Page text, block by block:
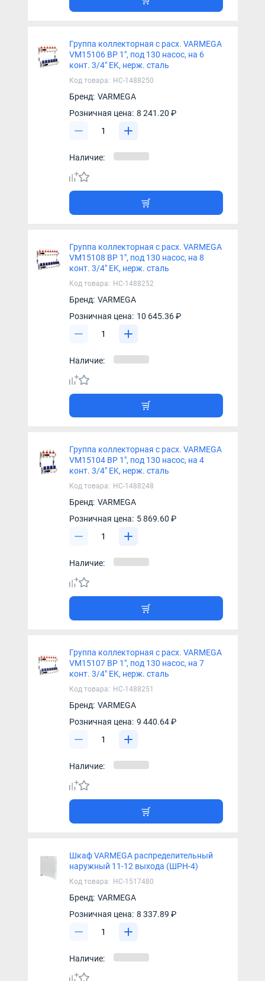
Группа коллекторная с расх. VARMEGA
VM15106 ВР 1", под 130 насос, на 6
конт. 3/4" EK, нерж. сталь
Код товара: НС-1488250
Бренд: VARMEGA
Розничная цена: 8 241.20 ₽
Наличие:
Группа коллекторная с расх. VARMEGA
VM15108 ВР 1", под 130 насос, на 8
конт. 3/4" EK, нерж. сталь
Код товара: НС-1488252
Бренд: VARMEGA
Розничная цена: 10 645.36 ₽
Наличие:
Группа коллекторная с расх. VARMEGA
VM15104 ВР 1", под 130 насос, на 4
конт. 3/4" EK, нерж. сталь
Код товара: НС-1488248
Бренд: VARMEGA
Розничная цена: 5 869.60 ₽
Наличие:
Группа коллекторная с расх. VARMEGA
VM15107 ВР 1", под 130 насос, на 7
конт. 3/4" EK, нерж. сталь
Код товара: НС-1488251
Бренд: VARMEGA
Розничная цена: 9 440.64 ₽
Наличие:
Шкаф VARMEGA распределительный
наружный 11-12 выхода (ШРН-4)
Код товара: НС-1517480
Бренд: VARMEGA
Розничная цена: 8 337.89 ₽
Наличие: